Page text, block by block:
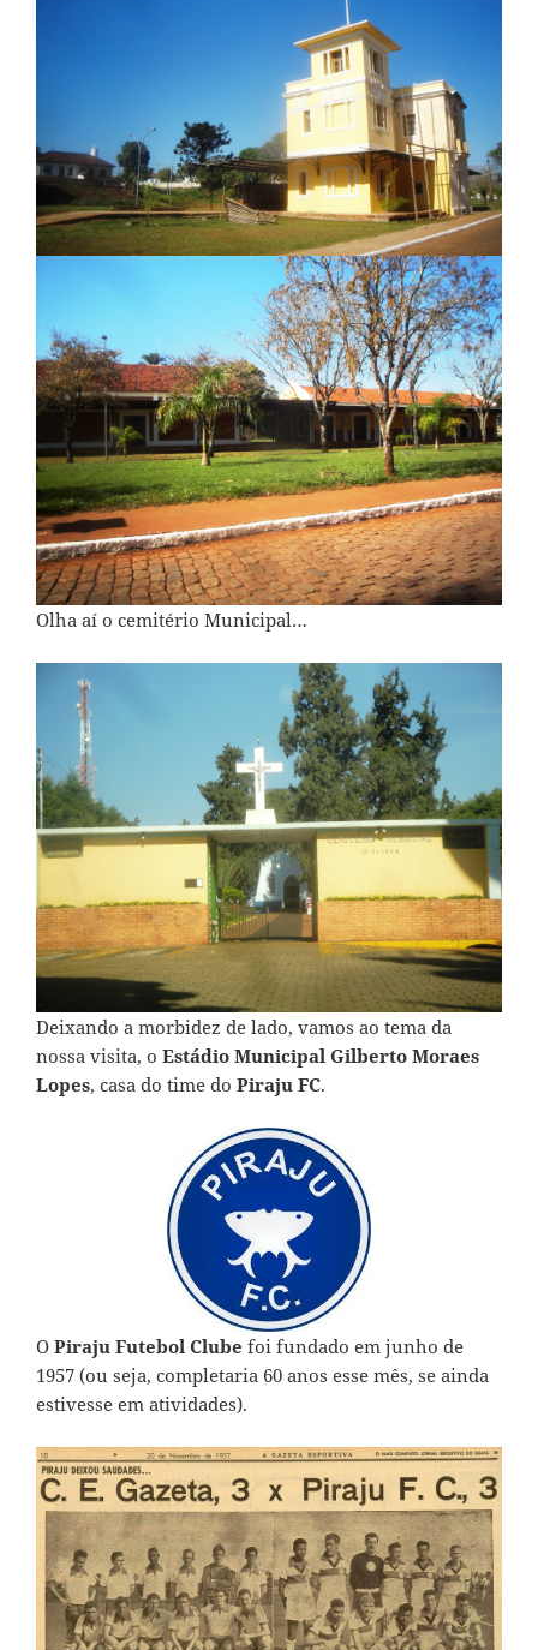
Olha aí o cemitério Municipal…
Deixando a morbidez de lado, vamos ao tema da
nossa visita, o Estádio Municipal Gilberto Moraes
Lopes, casa do time do Piraju FC.
O Piraju Futebol Clube foi fundado em junho de
1957 (ou seja, completaria 60 anos esse mês, se ainda
estivesse em atividades).